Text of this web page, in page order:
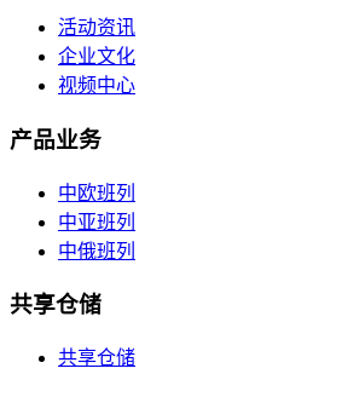
活动资讯
企业文化
视频中心
产品业务
中欧班列
中亚班列
中俄班列
共享仓储
共享仓储